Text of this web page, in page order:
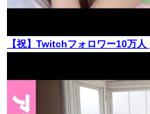
【祝】Twitchフォロワー10万人